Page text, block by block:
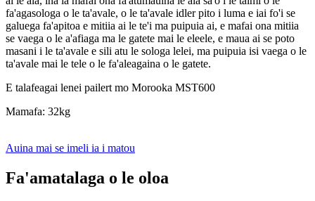
fa'agasologa o le ta'avale, o le ta'avale idler pito i luma e iai fo'i se
galuega fa'apitoa e mitiia ai le te'i ma puipuia ai, e mafai ona mitiia
se vaega o le a'afiaga ma le gatete mai le eleele, e maua ai se poto
masani i le ta'avale e sili atu le sologa lelei, ma puipuia isi vaega o le
ta'avale mai le tele o le fa'aleagaina o le gatete.
E talafeagai lenei pailert mo Morooka MST600
Mamafa: 32kg
Auina mai se imeli ia i matou
Fa'amatalaga o le oloa